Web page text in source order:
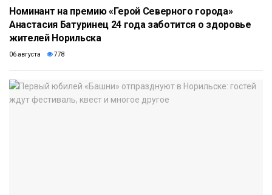
Номинант на премию «Герой Северного города»
Анастасия Батуринец 24 года заботится о здоровье
жителей Норильска
06 августа 778